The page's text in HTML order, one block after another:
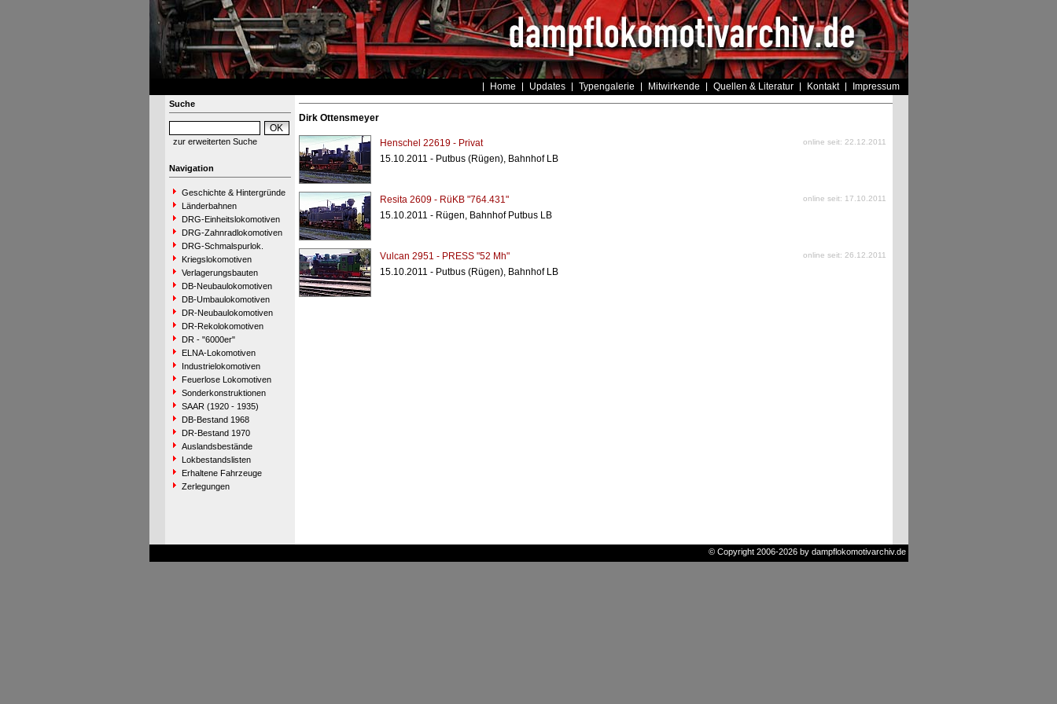
Home Updates Typengalerie Mitwirkende Quellen & Literatur Kontakt Impressum
Suche
zur erweiterten Suche
Navigation
Geschichte & Hintergründe
Länderbahnen
DRG-Einheitslokomotiven
DRG-Zahnradlokomotiven
DRG-Schmalspurlok.
Kriegslokomotiven
Verlagerungsbauten
DB-Neubaulokomotiven
DB-Umbaulokomotiven
DR-Neubaulokomotiven
DR-Rekolokomotiven
DR - "6000er"
ELNA-Lokomotiven
Industrielokomotiven
Feuerlose Lokomotiven
Sonderkonstruktionen
SAAR (1920 - 1935)
DB-Bestand 1968
DR-Bestand 1970
Auslandsbestände
Lokbestandslisten
Erhaltene Fahrzeuge
Zerlegungen
Dirk Ottensmeyer
Henschel 22619 - Privat online seit: 22.12.2011
15.10.2011 - Putbus (Rügen), Bahnhof LB
Resita 2609 - RüKB "764.431" online seit: 17.10.2011
15.10.2011 - Rügen, Bahnhof Putbus LB
Vulcan 2951 - PRESS "52 Mh" online seit: 26.12.2011
15.10.2011 - Putbus (Rügen), Bahnhof LB
© Copyright 2006-2026 by dampflokomotivarchiv.de